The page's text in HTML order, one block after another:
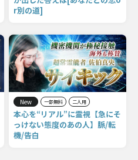
r別の道]
New 一部無料 二人用
本心を“リアル”に霊視【急にそ
っけない態度のあの人】脈/転
機/告白